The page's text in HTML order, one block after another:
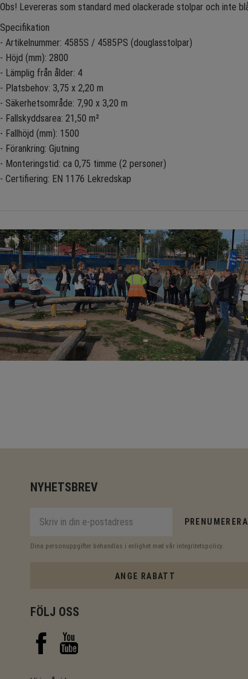
Obs! Levereras som standard med olackerade stolpar och inte
Specifikation
- Artikelnummer: 4585S / 4585PS (douglasstolpar)
- Höjd (mm): 2800
- Lämplig från ålder: 4
- Platsbehov: 3,75 x 2,20 m
- Säkerhetsområde: 7,90 x 3,20 m
- Fallskyddsarea: 21,50 m²
- Fallhöjd (mm): 1500
- Förankring: Gjutning
- Monteringstid: ca 0,75 timme (2 personer)
- Certifiering: EN 1176 Lekredskap
NYHETSBREV
PRENUMERERA
Dina personuppgifter behandlas i enlighet med vår integritetspolicy.
ANGE RABATT
FÖLJ OSS